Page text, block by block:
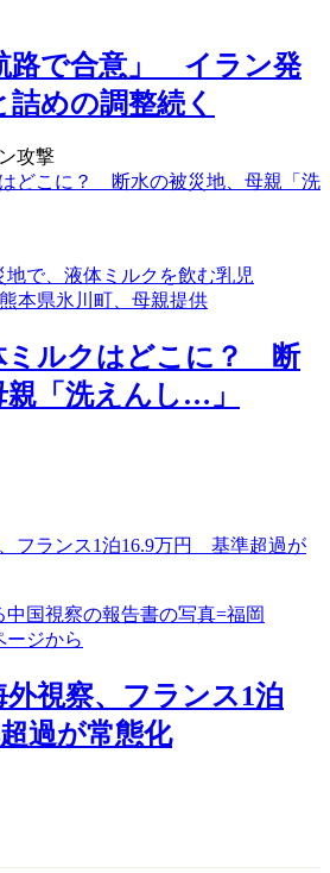
路で合意」 イラン発
めの調整続く
攻撃
どこに？ 断水の被災地、母親「洗
ミルクはどこに？ 断
「洗えんし…」
フランス1泊16.9万円 基準超過が
視察、フランス1泊
過が常態化